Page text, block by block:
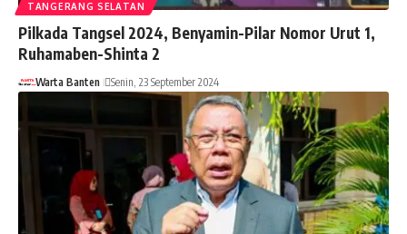
TANGERANG SELATAN
Pilkada Tangsel 2024, Benyamin-Pilar Nomor Urut 1,
Ruhamaben-Shinta 2
Warta Banten Senin, 23 September 2024